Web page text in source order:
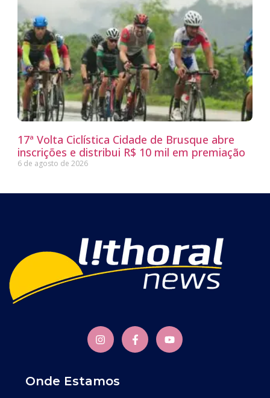
17ª Volta Ciclística Cidade de Brusque abre
inscrições e distribui R$ 10 mil em premiação
6 de agosto de 2026
Onde Estamos